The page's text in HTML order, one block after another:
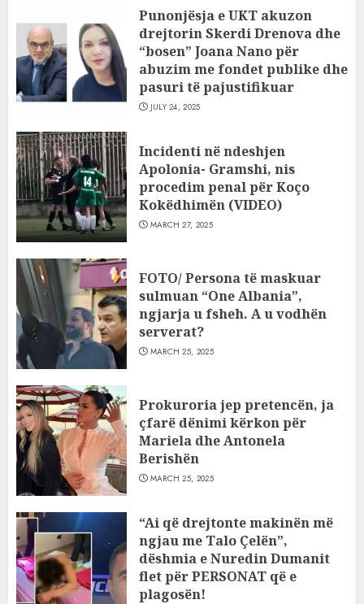
Punonjësja e UKT akuzon
drejtorin Skerdi Drenova dhe
“bosen” Joana Nano për
abuzim me fondet publike dhe
pasuri të pajustifikuar
JULY 24, 2025
Incidenti në ndeshjen
Apolonia- Gramshi, nis
procedim penal për Koço
Kokëdhimën (VIDEO)
MARCH 27, 2025
FOTO/ Persona të maskuar
sulmuan “One Albania”,
ngjarja u fsheh. A u vodhën
serverat?
MARCH 25, 2025
Prokuroria jep pretencën, ja
çfarë dënimi kërkon për
Mariela dhe Antonela
Berishën
MARCH 25, 2025
“Ai që drejtonte makinën më
ngjau me Talo Çelën”,
dëshmia e Nuredin Dumanit
flet për PERSONAT që e
plagosën!